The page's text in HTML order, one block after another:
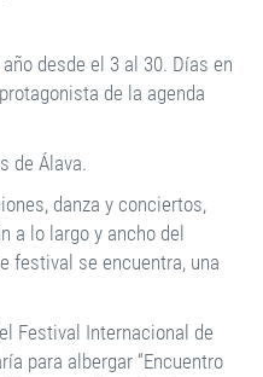
desde el 3 al 30. Días en
de la agenda
de Álava.
danza y conciertos,
a lo largo y ancho del
festival se encuentra, una
Festival Internacional de
para albergar “Encuentro